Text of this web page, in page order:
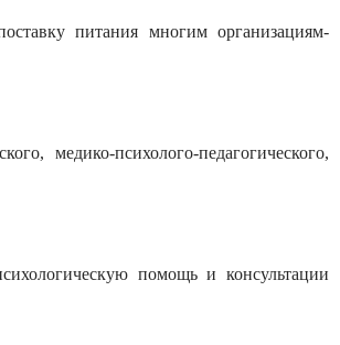
питания многим организациям-
медико-психолого-педагогического,
помощь и консультации